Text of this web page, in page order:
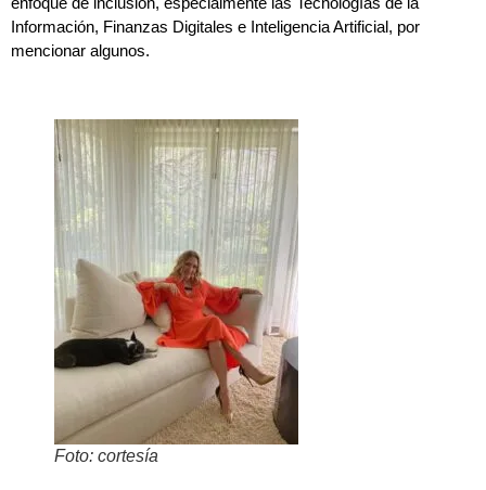
Información, Finanzas Digitales e Inteligencia Artificial, por
mencionar algunos.
Foto: cortesía